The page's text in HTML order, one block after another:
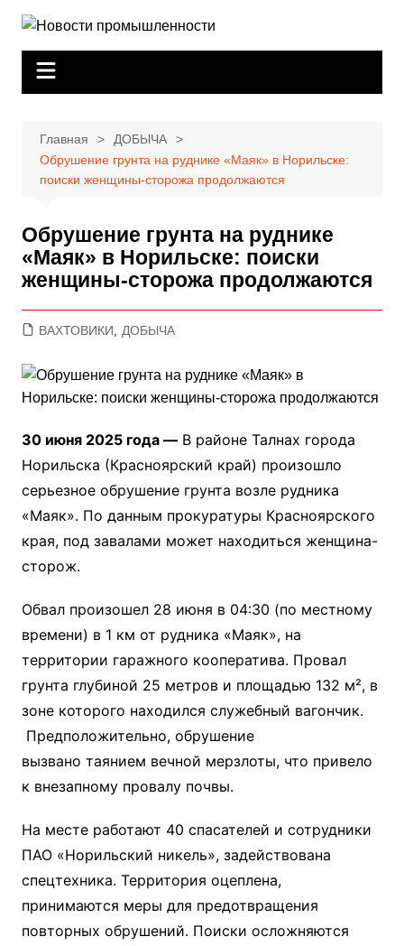
содержимому
Главная
ДОБЫЧА
Обрушение грунта на руднике «Маяк» в Норильске:
поиски женщины-сторожа продолжаются
Обрушение грунта на руднике
«Маяк» в Норильске: поиски
женщины-сторожа продолжаются
ВАХТОВИКИ, ДОБЫЧА
30 июня 2025 года —В районе Талнах города
Норильска (Красноярский край) произошло
серьезное обрушение грунта возле рудника
«Маяк». По данным прокуратуры Красноярского
края, под завалами может находиться женщина-
сторож.
Обвал произошел 28 июня в 04:30 (по местному
времени) в 1 км от рудника «Маяк», на
территории гаражного кооператива. Провал
грунта глубиной 25 метров и площадью 132 м², в
зоне которого находился служебный вагончик.
Предположительно, обрушение
вызвано таянием вечной мерзлоты, что привело
к внезапному провалу почвы.
На месте работают 40 спасателей и сотрудники
ПАО «Норильский никель», задействована
спецтехника. Территория оцеплена,
принимаются меры для предотвращения
повторных обрушений. Поиски осложняются